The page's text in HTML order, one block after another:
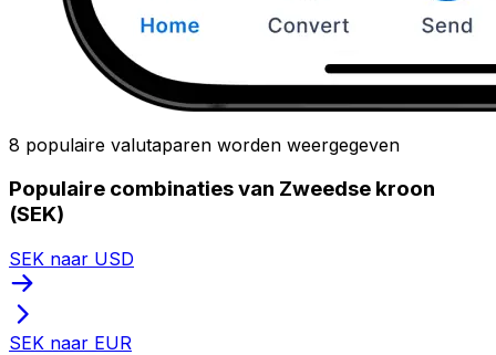
8 populaire valutaparen worden weergegeven
Populaire combinaties van Zweedse kroon
(SEK)
SEK naar USD
SEK naar EUR